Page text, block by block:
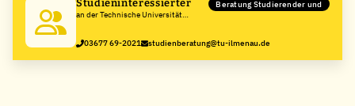
Studieninteressierter
an der Technische Universität
Beratung Studierender und
03677 69-2021 studienberatung@tu-ilmenau.de